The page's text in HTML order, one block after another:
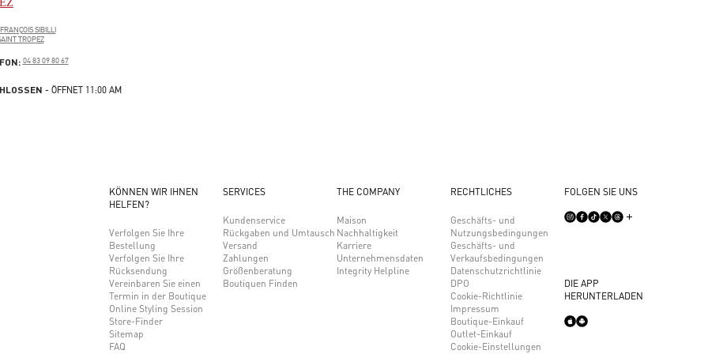
SIBILLI
TROPEZ
PHONE
04 83 09 80 67
- ÖFFNET 11:00 AM
KÖNNEN WIR IHNEN
HELFEN?
Verfolgen Sie Ihre
Bestellung
Verfolgen Sie Ihre
Rücksendung
Vereinbaren Sie einen
Termin in der Boutique
Online Styling Session
Store-Finder
Sitemap
FAQ
SERVICES
Kundenservice
Rückgaben und Umtausch
Versand
Zahlungen
Größenberatung
Boutiquen Finden
THE COMPANY
Maison
Nachhaltigkeit
Karriere
Unternehmensdaten
Integrity Helpline
RECHTLICHES
Geschäfts- und
Nutzungsbedingungen
Geschäfts- und
Verkaufsbedingungen
Datenschutzrichtlinie
DPO
Cookie-Richtlinie
Impressum
Boutique-Einkauf
Outlet-Einkauf
Cookie-Einstellungen
FOLGEN SIE UNS
DIE APP
HERUNTERLADEN